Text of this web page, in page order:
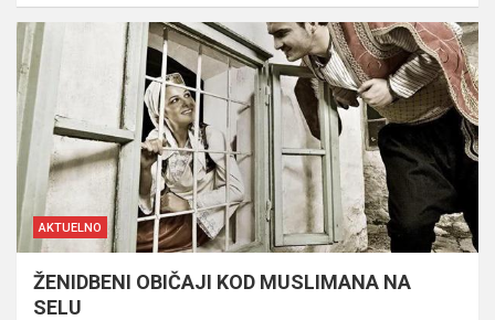
AKTUELNO
ŽENIDBENI OBIČAJI KOD MUSLIMANA NA
SELU